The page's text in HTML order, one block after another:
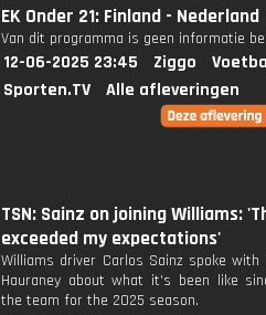
EK Onder 21: Finland - Nederland
Van dit programma is geen informatie
12-06-2025 23:45 Ziggo
Sporten.TV
Alle afleveringen
TSN: Sainz on joining Williams:
exceeded my expectations'
Williams driver Carlos Sainz spoke with
Hauraney about what it's been like
the team for the 2025 season.